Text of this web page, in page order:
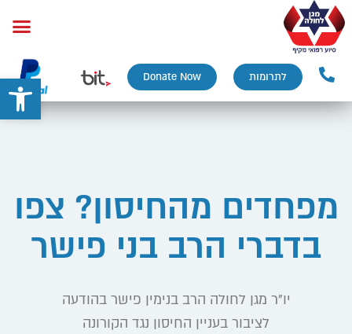
לתרומות Donate Now
מפחדים מהחיסון? צפו
בדברי הרב בני פישר
יו"ר מגן לחולה הרב בנימין פישר בהודעה
לציבור בעניין החיסון נגד הקורונה